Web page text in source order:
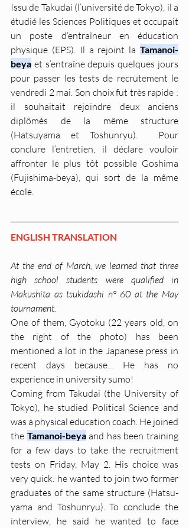
Issu de Takudai (l’université de Tokyo), il a
étudié les Sciences Politiques et occupait
un poste d’entraîneur en éducation
physique (EPS). Il a rejoint la Tamanoi-
beya et s’entraîne depuis quelques jours
pour passer les tests de recrutement le
vendredi 2 mai. Son choix fut très rapide :
il souhaitait rejoindre deux anciens
diplômés de la même structure
(Hatsuyama et Toshunryu).  Pour
conclure l’entretien, il déclare vouloir
affronter le plus tôt possible Goshima
(Fujishima-beya), qui sort de la même
école.
ENGLISH TRANSLATION
At the end of March, we learned that three
high school students were qualified in
Makushita as tsukidashi n° 60 at the May
tournament.
One of them, Gyotoku (22 years old, on
the right of the photo) has been
mentioned a lot in the Japanese press in
recent days because... He has no
experience in university sumo!
Coming from Takudai (the University of
Tokyo), he studied Political Science and
was a physical education coach. He joined
the Tamanoi-beya and has been training
for a few days to take the recruitment
tests on Friday, May 2. His choice was
very quick: he wanted to join two former
graduates of the same structure (Hatsu-
yama and Toshunryu). To conclude the
interview, he said he wanted to face